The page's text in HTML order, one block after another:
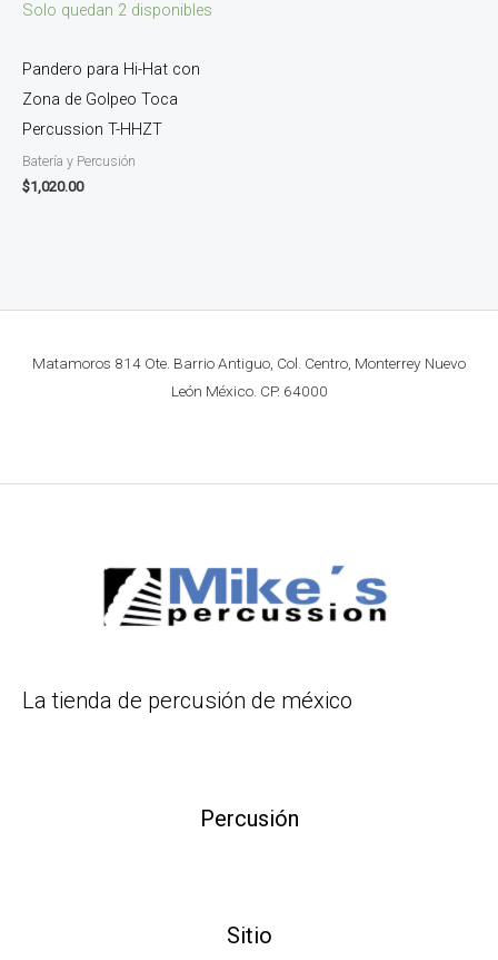
Solo quedan 2 disponibles
Pandero para Hi-Hat con
Zona de Golpeo Toca
Percussion T-HHZT
Batería y Percusión
$1,020.00
Matamoros 814 Ote. Barrio Antiguo, Col. Centro, Monterrey Nuevo
León México. CP. 64000
La tienda de percusión de méxico
Percusión
Sitio